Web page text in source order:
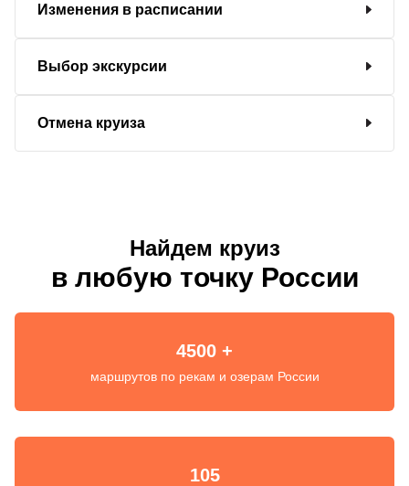
Изменения в расписании
Выбор экскурсии
Отмена круиза
Найдем круиз
в любую точку России
4500 +
маршрутов по рекам и озерам России
105